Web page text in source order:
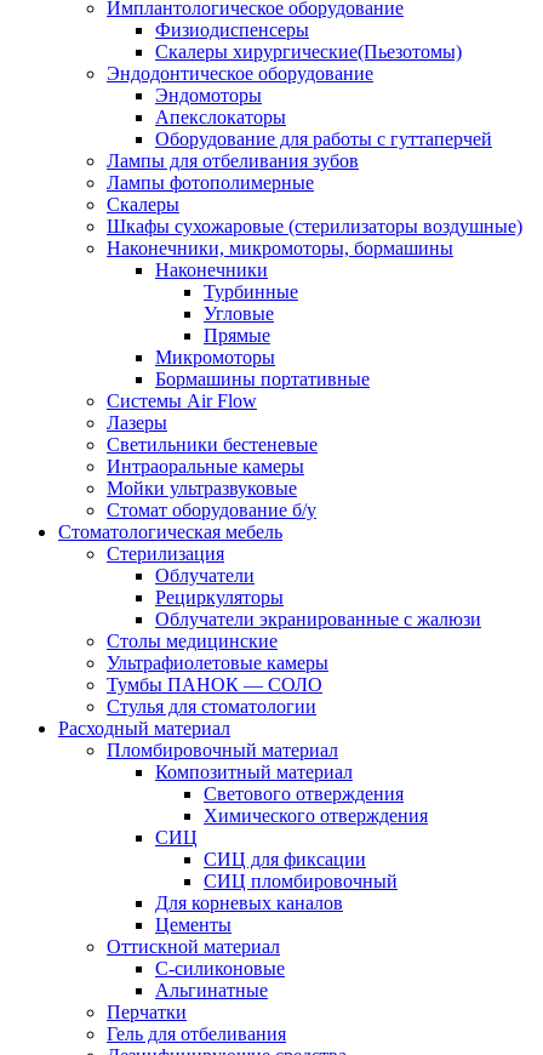
Имплантологическое оборудование
Физиодиспенсеры
Скалеры хирургические(Пьезотомы)
Эндодонтическое оборудование
Эндомоторы
Апекслокаторы
Оборудование для работы с гуттаперчей
Лампы для отбеливания зубов
Лампы фотополимерные
Скалеры
Шкафы сухожаровые (стерилизаторы воздушные)
Наконечники, микромоторы, бормашины
Наконечники
Турбинные
Угловые
Прямые
Микромоторы
Бормашины портативные
Системы Air Flow
Лазеры
Светильники бестеневые
Интраоральные камеры
Мойки ультразвуковые
Стомат оборудование б/у
Стоматологическая мебель
Стерилизация
Облучатели
Рециркуляторы
Облучатели экранированные с жалюзи
Столы медицинские
Ультрафиолетовые камеры
Тумбы ПАНОК — СОЛО
Стулья для стоматологии
Расходный материал
Пломбировочный материал
Композитный материал
Светового отверждения
Химического отверждения
СИЦ
СИЦ для фиксации
СИЦ пломбировочный
Для корневых каналов
Цементы
Оттискной материал
С-силиконовые
Альгинатные
Перчатки
Гель для отбеливания